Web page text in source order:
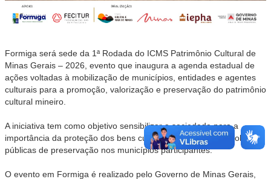
Formiga será sede da 1ª Rodada do ICMS Patrimônio Cultural de
Minas Gerais – 2026, evento que inaugura a agenda estadual de
ações voltadas à mobilização de municípios, entidades e agentes
culturais para a promoção, valorização e preservação do patrimônio
cultural mineiro.
A iniciativa tem como objetivo sensibilizar a sociedade para a
importância da proteção dos bens culturais e fortalecer as políticas
públicas de preservação nos municípios participantes.
O evento em Formiga é realizado pelo Governo de Minas Gerais,